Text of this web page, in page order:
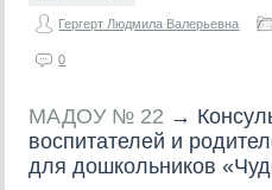
Гергерт Людмила Валерьевна
0
МАДОУ № 22 →
воспитателей и
для дошкольников